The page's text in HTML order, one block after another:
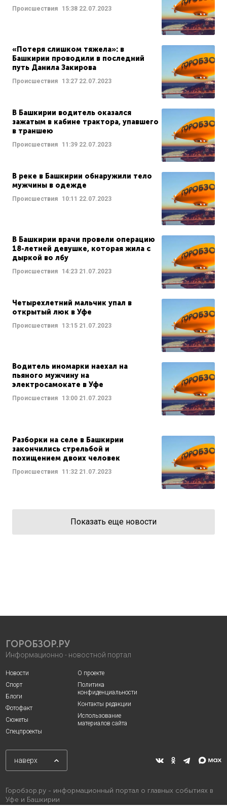
Происшествия 15:38 22.07.2023
«Потеря слишком тяжела»: в
Башкирии проводили в последний
путь Данила Закирова
Происшествия 13:27 22.07.2023
В Башкирии водитель оказался
зажатым в кабине трактора, упавшего
в траншею
Происшествия 11:39 22.07.2023
В реке в Башкирии обнаружили тело
мужчины в одежде
Происшествия 10:11 22.07.2023
В Башкирии врачи провели операцию
18-летней девушке, которая жила с
дыркой во лбу
Происшествия 14:23 21.07.2023
Четырехлетний мальчик упал в
открытый люк в Уфе
Происшествия 13:15 21.07.2023
Водитель иномарки наехал на
пьяного мужчину на
электросамокате в Уфе
Происшествия 13:00 21.07.2023
Разборки на селе в Башкирии
закончились стрельбой и
похищением двоих человек
Происшествия 11:32 21.07.2023
Показать еще новости
ГОРОБЗОР.РУ
Информационно - новостной портал
Новости
Спорт
Блоги
Фотофакт
Сюжеты
Спецпроекты
О проекте
Политика
конфиденциальности
Контакты редакции
Использование
материалов сайта
наверх
Горобзор.ру - информационный портал о главных событиях в
Уфе и Башкирии